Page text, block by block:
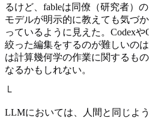
るけど、fableは同僚（研究者）
モデルが明示的に教えても気づ
っているように見えた。Codexや
絞った編集をするのが難しいの
は計算幾何学の作業に関するも
なるかもしれない。
└
LLMにおいては、人間と同じよ